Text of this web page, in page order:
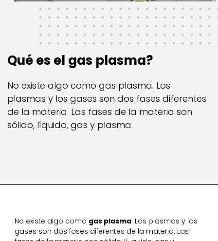
Qué es el gas plasma?
No existe algo como gas plasma. Los
plasmas y los gases son dos fases diferentes
de la materia. Las fases de la materia son
sólido, lí­quido, gas y plasma.
No existe algo como gas plasma. Los plasmas y los
gases son dos fases diferentes de la materia. Las